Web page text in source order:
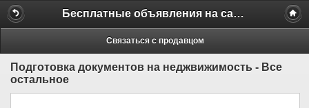
Бесплатные объявления на сайте MILAMO.ru
Связаться с продавцом
Подготовка документов на неджвижимость - Все
остальное